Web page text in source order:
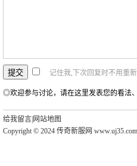
记住我,下次回复时不用重
◎欢迎参与讨论，请在这里发表您的看法
给我留言 网站地图
Copyright © 2024 传奇新服网